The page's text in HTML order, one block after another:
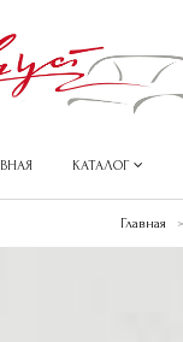
КАТАЛОГ
Главная